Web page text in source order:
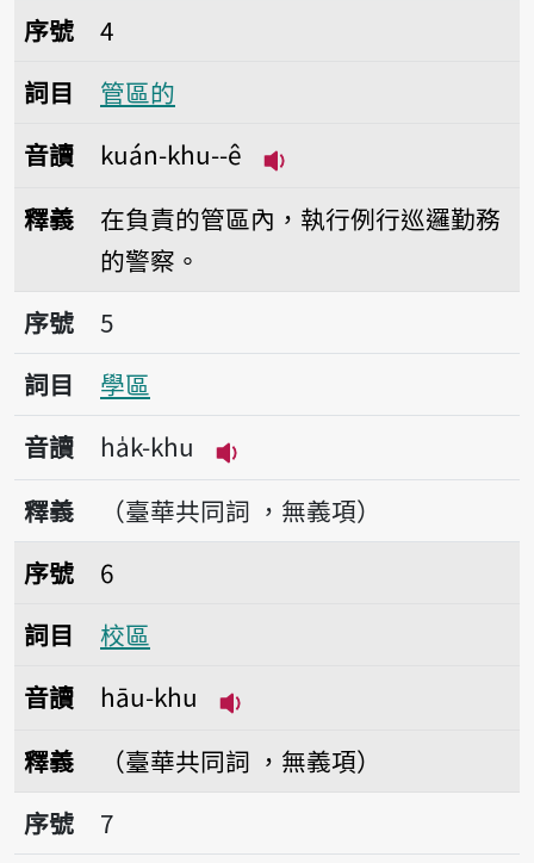
序號4管區的
序號
4
詞目
管區的
音讀
kuán-khu--ê
釋義
在負責的管區內，執行例行巡邏勤務
的警察。
序號5學區
序號
5
詞目
學區
音讀
ha̍k-khu
播放音讀ha̍k-khu
釋義
（臺華共同詞 ，無義項）
序號6校區
序號
6
詞目
校區
音讀
hāu-khu
釋義
（臺華共同詞 ，無義項）
序號7園區
序號
7